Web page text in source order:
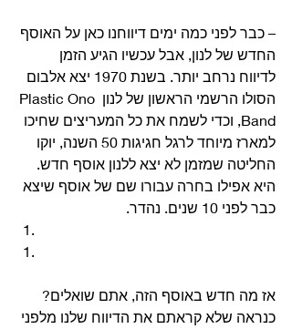
– כבר לפני כמה ימים דיווחנו כאן על האוסף
החדש של לנון, אבל עכשיו הגיע הזמן
לדיווח נרחב יותר. בשנת 1970 יצא אלבום
הסולו הרשמי הראשון של לנון Plastic Ono
Band, וכדי לשמח את כל המעריצים שחיכו
למארז מיוחד לרגל חגיגות 50 השנה, יוקו
החליטה שמזמן לא יצא ללנון אוסף חדש.
היא אפילו בחרה עבורו שם של אוסף שיצא
כבר לפני 10 שנים. נהדר.
אז מה חדש באוסף הזה, אתם שואלים?
כנראה שלא קראתם את הדיווח שלנו מלפני